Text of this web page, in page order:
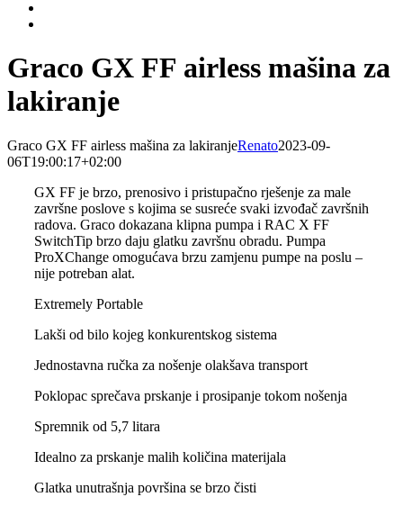
Graco GX FF airless mašina za
lakiranje
Graco GX FF airless mašina za lakiranjeRenato2023-09-
06T19:00:17+02:00
GX FF je brzo, prenosivo i pristupačno rješenje za male
završne poslove s kojima se susreće svaki izvođač završnih
radova. Graco dokazana klipna pumpa i RAC X FF
SwitchTip brzo daju glatku završnu obradu. Pumpa
ProXChange omogućava brzu zamjenu pumpe na poslu –
nije potreban alat.
Extremely Portable
Lakši od bilo kojeg konkurentskog sistema
Jednostavna ručka za nošenje olakšava transport
Poklopac sprečava prskanje i prosipanje tokom nošenja
Spremnik od 5,7 litara
Idealno za prskanje malih količina materijala
Glatka unutrašnja površina se brzo čisti